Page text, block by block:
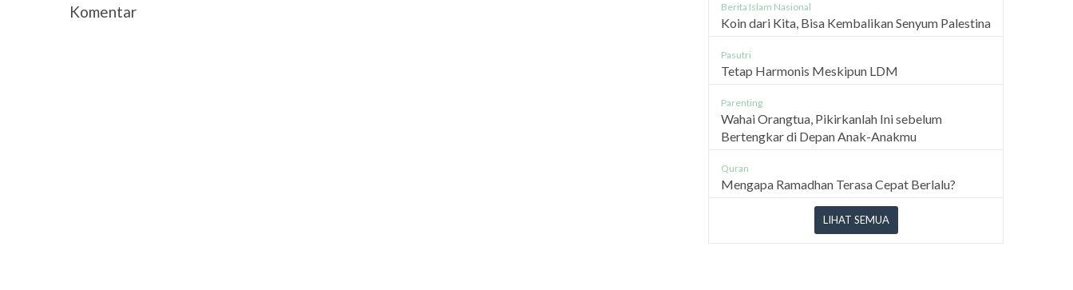
Komentar Berita Islam Nasional
Koin dari Kita, Bisa Kembalikan Senyum Palestina
Pasutri
Tetap Harmonis Meskipun LDM
Parenting
Wahai Orangtua, Pikirkanlah Ini sebelum
Bertengkar di Depan Anak-Anakmu
Quran
Mengapa Ramadhan Terasa Cepat Berlalu?
LIHAT SEMUA